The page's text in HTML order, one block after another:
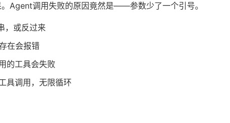
Agent调用失败的原因竟然是——参数少了一个引号。
或反过来
在会报错
的工具会失败
具调用，无限循环